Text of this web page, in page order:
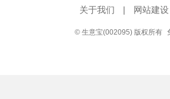
关于我们 | 网站建设
© 生意宝(002095) 版权所有